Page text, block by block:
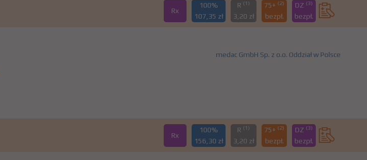
Rx
100%
107,35 zł
R (1)
3,20 zł
75+ (2)
bezpł.
DZ (3)
bezpł.
medac GmbH Sp. z o.o. Oddział w Polsce
Rx
100%
156,30 zł
R (1)
3,20 zł
75+ (2)
bezpł.
DZ (3)
bezpł.